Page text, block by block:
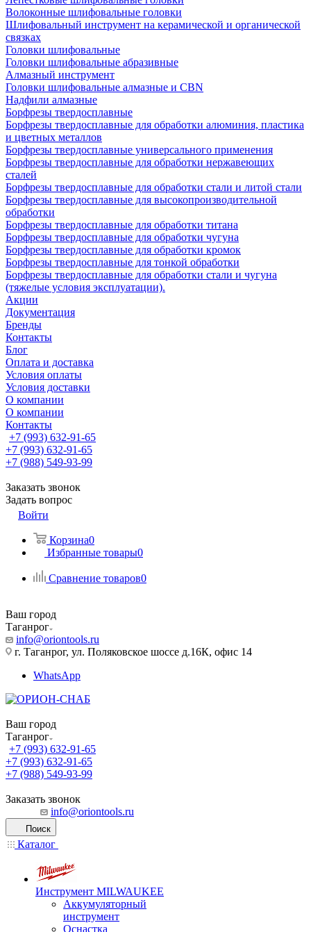
Волоконные шлифовальные головки
Шлифовальный инструмент на керамической и органической
связках
Головки шлифовальные
Головки шлифовальные абразивные
Алмазный инструмент
Головки шлифовальные алмазные и CBN
Надфили алмазные
Борфрезы твердосплавные
Борфрезы твердосплавные для обработки алюминия, пластика
и цветных металлов
Борфрезы твердосплавные универсального применения
Борфрезы твердосплавные для обработки нержавеющих
сталей
Борфрезы твердосплавные для обработки стали и литой стали
Борфрезы твердосплавные для высокопроизводительной
обработки
Борфрезы твердосплавные для обработки титана
Борфрезы твердосплавные для обработки чугуна
Борфрезы твердосплавные для обработки кромок
Борфрезы твердосплавные для тонкой обработки
Борфрезы твердосплавные для обработки стали и чугуна
(тяжелые условия эксплуатации).
Акции
Документация
Бренды
Контакты
Блог
Оплата и доставка
Условия оплаты
Условия доставки
О компании
О компании
Контакты
+7 (993) 632-91-65
+7 (993) 632-91-65
+7 (988) 549-93-99
Заказать звонок
Задать вопрос
Войти
Корзина0
Избранные товары0
Сравнение товаров0
Ваш город
Таганрог
info@oriontools.ru
г. Таганрог, ул. Поляковское шоссе д.16К, офис 14
WhatsApp
Ваш город
Таганрог
+7 (993) 632-91-65
+7 (993) 632-91-65
+7 (988) 549-93-99
Заказать звонок
info@oriontools.ru
Поиск
Каталог
Инструмент MILWAUKEE
Аккумуляторный
инструмент
Оснастка